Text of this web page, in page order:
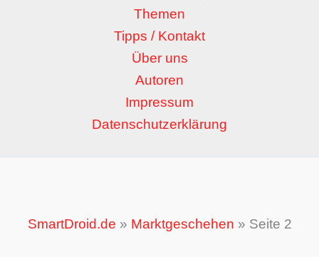
Themen
Tipps / Kontakt
Über uns
Autoren
Impressum
Datenschutzerklärung
SmartDroid.de » Marktgeschehen » Seite 2